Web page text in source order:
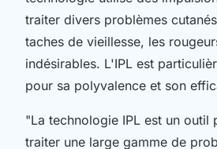
traiter divers problèmes
taches de vieillesse, les
indésirables. L'IPL est
pour sa polyvalence et son
"La technologie IPL est un outil
traiter une large gamme de